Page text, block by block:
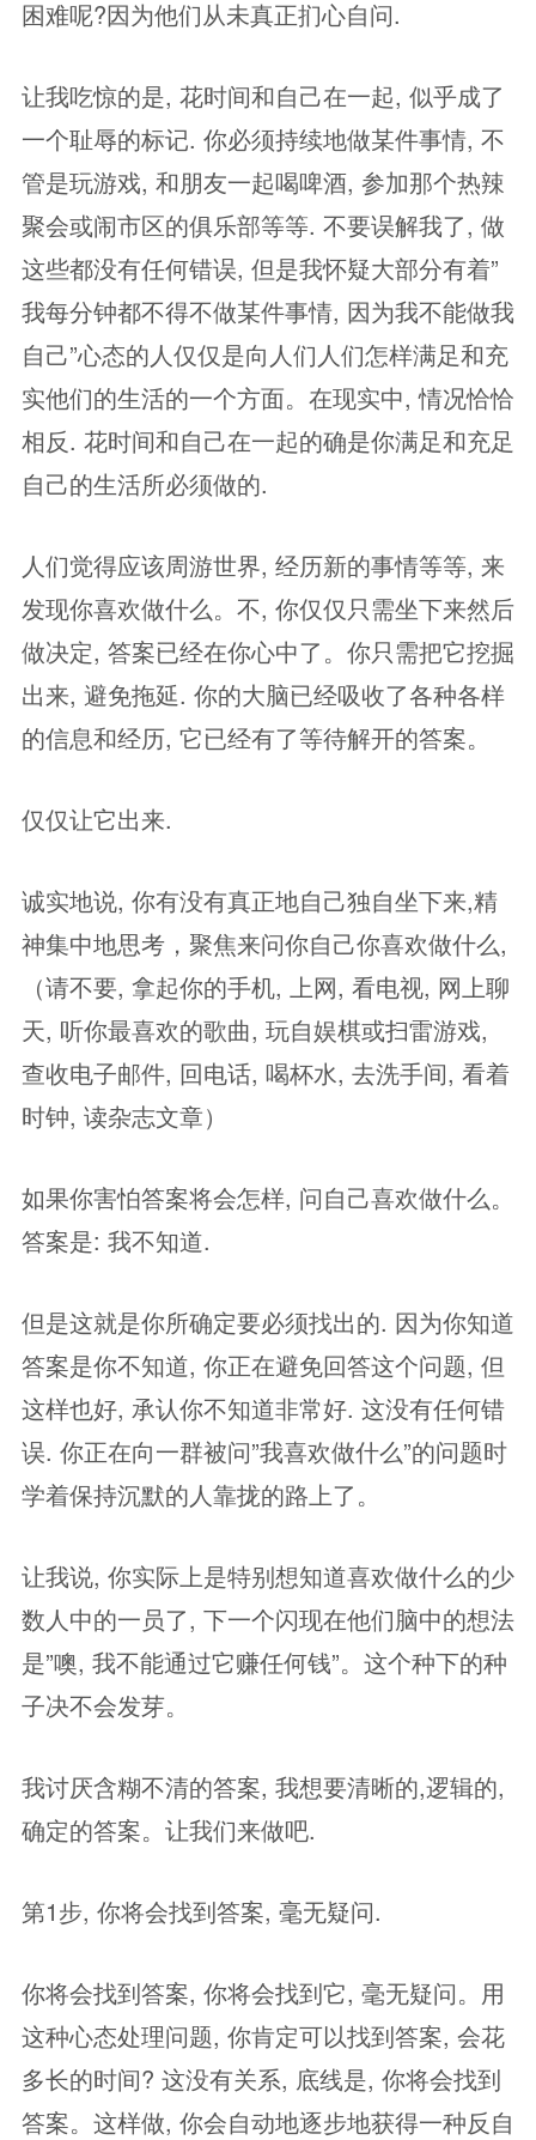
困难呢?因为他们从未真正扪心自问.
让我吃惊的是, 花时间和自己在一起, 似乎成了
一个耻辱的标记. 你必须持续地做某件事情, 不
管是玩游戏, 和朋友一起喝啤酒, 参加那个热辣
聚会或闹市区的俱乐部等等. 不要误解我了, 做
这些都没有任何错误, 但是我怀疑大部分有着”
我每分钟都不得不做某件事情, 因为我不能做我
自己”心态的人仅仅是向人们人们怎样满足和充
实他们的生活的一个方面。在现实中, 情况恰恰
相反. 花时间和自己在一起的确是你满足和充足
自己的生活所必须做的.
人们觉得应该周游世界, 经历新的事情等等, 来
发现你喜欢做什么。不, 你仅仅只需坐下来然后
做决定, 答案已经在你心中了。你只需把它挖掘
出来, 避免拖延. 你的大脑已经吸收了各种各样
的信息和经历, 它已经有了等待解开的答案。
仅仅让它出来.
诚实地说, 你有没有真正地自己独自坐下来,精
神集中地思考，聚焦来问你自己你喜欢做什么,
（请不要, 拿起你的手机, 上网, 看电视, 网上聊
天, 听你最喜欢的歌曲, 玩自娱棋或扫雷游戏,
查收电子邮件, 回电话, 喝杯水, 去洗手间, 看着
时钟, 读杂志文章）
如果你害怕答案将会怎样, 问自己喜欢做什么。
答案是: 我不知道.
但是这就是你所确定要必须找出的. 因为你知道
答案是你不知道, 你正在避免回答这个问题, 但
这样也好, 承认你不知道非常好. 这没有任何错
误. 你正在向一群被问”我喜欢做什么”的问题时
学着保持沉默的人靠拢的路上了。
让我说, 你实际上是特别想知道喜欢做什么的少
数人中的一员了, 下一个闪现在他们脑中的想法
是”噢, 我不能通过它赚任何钱”。这个种下的种
子决不会发芽。
我讨厌含糊不清的答案, 我想要清晰的,逻辑的,
确定的答案。让我们来做吧.
第1步, 你将会找到答案, 毫无疑问.
你将会找到答案, 你将会找到它, 毫无疑问。用
这种心态处理问题, 你肯定可以找到答案, 会花
多长的时间? 这没有关系, 底线是, 你将会找到
答案。这样做, 你会自动地逐步地获得一种反自